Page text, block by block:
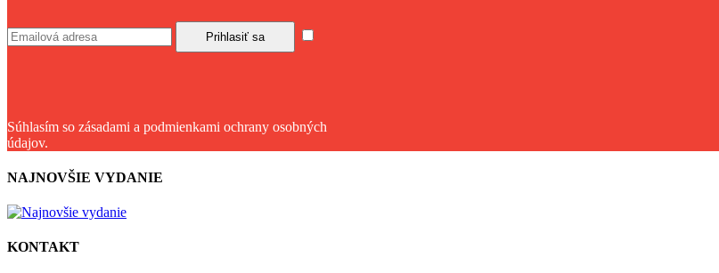
Súhlasím so zásadami a podmienkami ochrany osobných
údajov.
NAJNOVŠIE VYDANIE
KONTAKT